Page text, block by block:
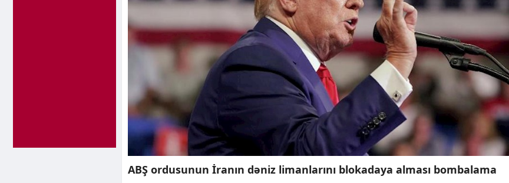
ABŞ ordusunun İranın dəniz limanlarını blokadaya alması bombalama